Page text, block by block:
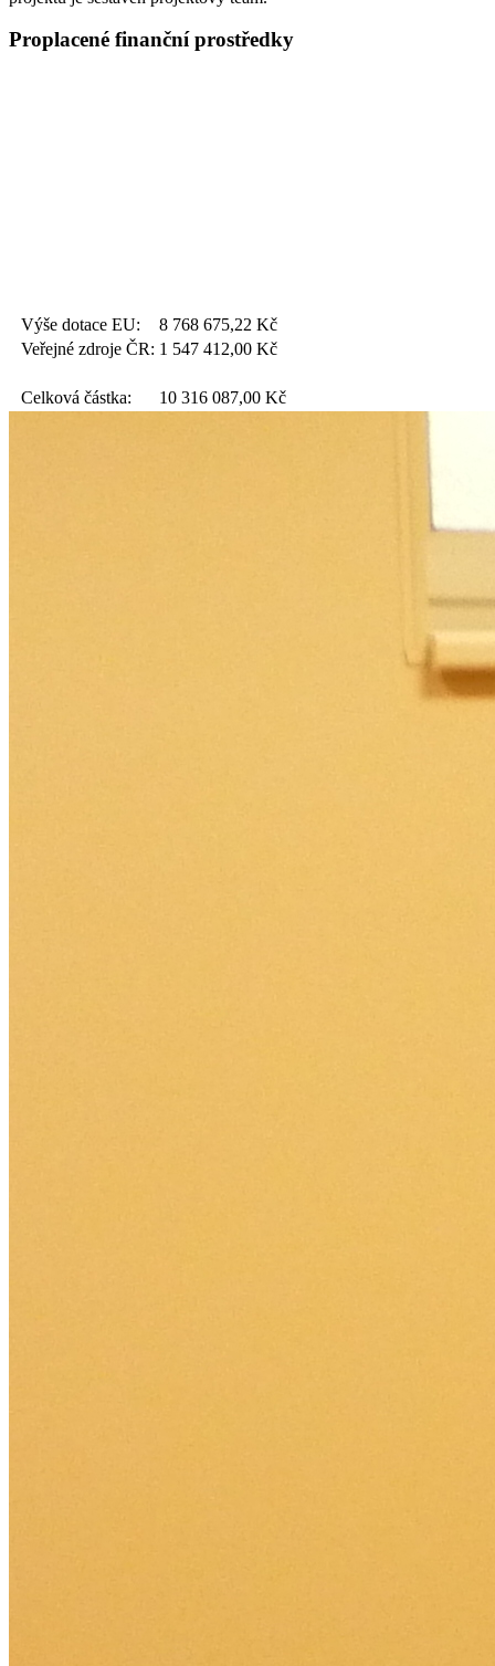
Proplacené finanční prostředky
Výše dotace EU: 8 768 675,22 Kč
Veřejné zdroje ČR: 1 547 412,00 Kč
Celková částka: 10 316 087,00 Kč